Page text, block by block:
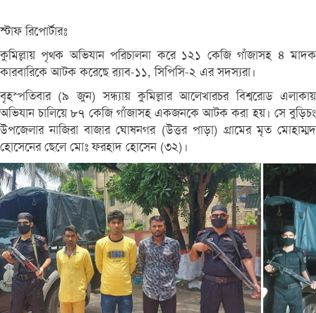
স্টাফ রিপোর্টারঃ
কুমিল্লায় পৃথক অভিযান পরিচালনা করে ১২১ কেজি গাঁজাসহ ৪ মাদক
কারবারিকে আটক করেছে র‌্যাব-১১, সিপিসি-২ এর সদস্যরা।
বৃহস্পতিবার (৯ জুন) সন্ধ্যায় কুমিল্লার আলেখারচর বিশ্বরোড এলাকায়
অভিযান চালিয়ে ৮৭ কেজি গাঁজাসহ একজনকে আটক করা হয়। সে বুড়িচং
উপজেলার নাজিরা বাজার ঘোষনগর (উত্তর পাড়া) গ্রামের মৃত মোহাম্মদ
হোসেনের ছেলে মোঃ ফরহাদ হোসেন (৩২)।